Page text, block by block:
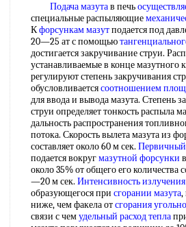
Подача мазутав печь
специальные распыляющие
Кфорсункам мазутподается под
20—25 ат с помощью
достигается закручивание струи.
устанавливаемые в конце мазутного
регулируют степень закручивания
обусловливаетсясоотношением
для ввода и вывода мазута. Степень
струи определяет тонкость распыла
дальность распространения
потока. Скорость вылета мазута из
составляет около 60 м сек. Первичный
подается вокругмазутной форсунки
около 35% от общего его количества
—20 м сек. Интенсивность излучения
образующегося при сгорании мазута,
ниже, чем факела отсгорания
связи с чемудельный расход тепла